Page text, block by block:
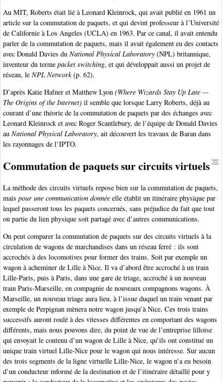
Au MIT, Roberts était lié à Leonard Kleinrock, qui avait publié en 1961 un
article sur la commutation de paquets, et qui devint professeur à l’Université
de Californie à Los Angeles (UCLA) en 1963. Par ce canal, il avait entendu
parler de la commutation de paquets, mais il avait également eu des contacts
avec Donald Davies du National Physical Laboratory (NPL) britannique,
inventeur du terme packet switching, et qui développait aussi un projet de
réseau, le NPL Network(p. 62).
D’après Katie Hafner et Matthew Lyon (Where Wizards Stay Up Late —
The Origins of the Internet) il semble que lorsque Larry Roberts, déjà au
courant d’une théorie de la commutation de paquets par des échanges avec
Leonard Kleinrock et avec Roger Scantlebury, de l’équipe de Donald Davies
au National Physical Laboratory, ait découvert les travaux de Baran dans
les rayonnages de l’IPTO.
Commutation de paquets sur circuits virtuels
La méthode des circuits virtuels repose bien sur la commutation de paquets,
mais pour une communication donnée elle établit un itinéraire physique par
lequel passeront tous les paquets concernés, sans préjudice du fait que tout
ou partie du lien physique soit partagé avec d’autres communications.
On peut comparer la commutation de paquets sur des circuits virtuels à la
circulation de wagons de marchandises dans un réseau ferré : ils sont
accrochés à des locomotives pour former des trains. Soit par exemple un
wagon à acheminer de Lille à Nice. Il va d’abord être accroché à un train
Lille-Paris, puis à Paris, dans une gare de triage, accroché à un nouveau
train Paris-Marseille, en compagnie de nouveaux compagnons wagons. À
Marseille, un nouveau triage aura lieu, à l’issue duquel un train venant par
exemple de Perpignan mènera notre wagon jusqu’à Nice. Ces trois trains
successifs auront roulé à des vitesses différentes en comportant des wagons
différents, mais nous pouvons dire, du point de vue de l’entreprise lilloise
qui envoyait le contenu d’un wagon de Lille à Nice, qu’ils ont constitué un
unique train virtuel Lille-Nice pour le wagon qui nous intéresse. Sur aucun
des trois segments de la ligne virtuelle Lille-Nice, le wagon n’a eu besoin
d’un conducteur informé de la destination et de l’itinéraire détaillé pour y